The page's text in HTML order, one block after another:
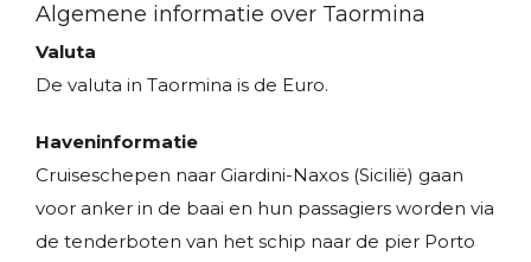
Algemene informatie over Taormina
Valuta
De valuta in Taormina is de Euro.
Haveninformatie
Cruiseschepen naar Giardini-Naxos (Sicilië) gaan
voor anker in de baai en hun passagiers worden via
de tenderboten van het schip naar de pier Porto